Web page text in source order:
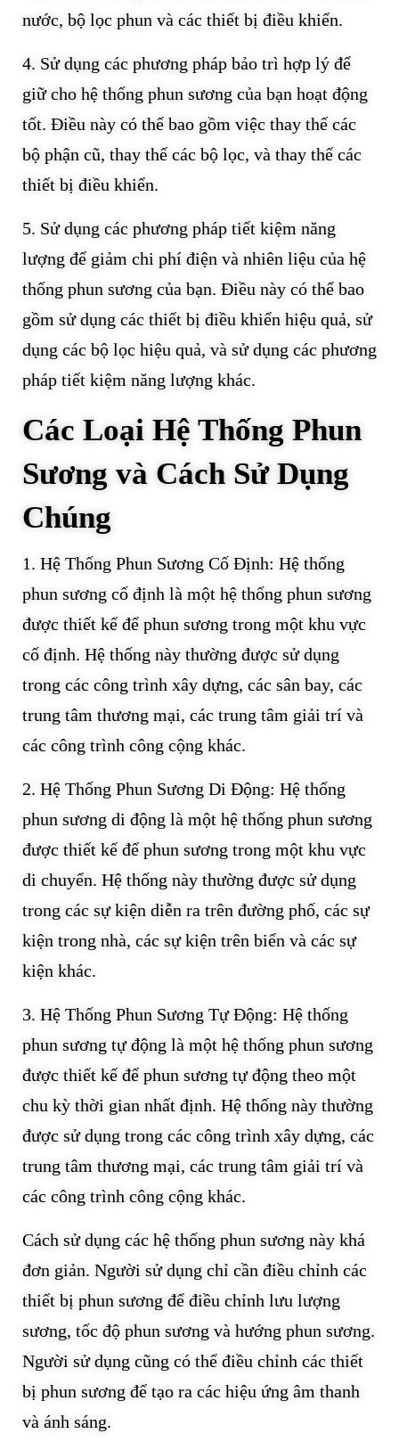
nước, bộ lọc phun và các thiết bị điều khiển.
4. Sử dụng các phương pháp bảo trì hợp lý để
giữ cho hệ thống phun sương của bạn hoạt động
tốt. Điều này có thể bao gồm việc thay thế các
bộ phận cũ, thay thế các bộ lọc, và thay thế các
thiết bị điều khiển.
5. Sử dụng các phương pháp tiết kiệm năng
lượng để giảm chi phí điện và nhiên liệu của hệ
thống phun sương của bạn. Điều này có thể bao
gồm sử dụng các thiết bị điều khiển hiệu quả, sử
dụng các bộ lọc hiệu quả, và sử dụng các phương
pháp tiết kiệm năng lượng khác.
Các Loại Hệ Thống Phun
Sương và Cách Sử Dụng
Chúng
1. Hệ Thống Phun Sương Cố Định: Hệ thống
phun sương cố định là một hệ thống phun sương
được thiết kế để phun sương trong một khu vực
cố định. Hệ thống này thường được sử dụng
trong các công trình xây dựng, các sân bay, các
trung tâm thương mại, các trung tâm giải trí và
các công trình công cộng khác.
2. Hệ Thống Phun Sương Di Động: Hệ thống
phun sương di động là một hệ thống phun sương
được thiết kế để phun sương trong một khu vực
di chuyển. Hệ thống này thường được sử dụng
trong các sự kiện diễn ra trên đường phố, các sự
kiện trong nhà, các sự kiện trên biển và các sự
kiện khác.
3. Hệ Thống Phun Sương Tự Động: Hệ thống
phun sương tự động là một hệ thống phun sương
được thiết kế để phun sương tự động theo một
chu kỳ thời gian nhất định. Hệ thống này thường
được sử dụng trong các công trình xây dựng, các
trung tâm thương mại, các trung tâm giải trí và
các công trình công cộng khác.
Cách sử dụng các hệ thống phun sương này khá
đơn giản. Người sử dụng chỉ cần điều chỉnh các
thiết bị phun sương để điều chỉnh lưu lượng
sương, tốc độ phun sương và hướng phun sương.
Người sử dụng cũng có thể điều chỉnh các thiết
bị phun sương để tạo ra các hiệu ứng âm thanh
và ánh sáng.